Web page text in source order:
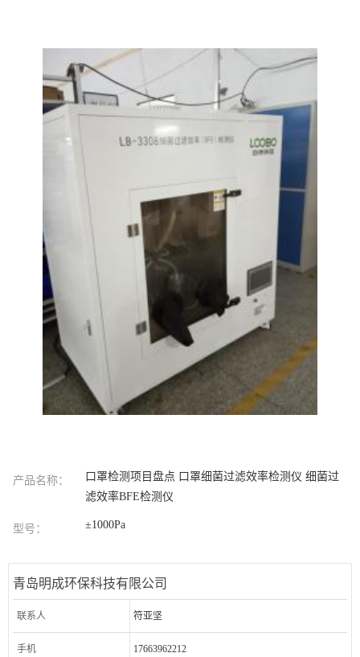
产品名称：
口罩检测项目盘点 口罩细菌过滤效率检测仪 细菌过
滤效率BFE检测仪
型号： ±1000Pa
青岛明成环保科技有限公司
联系人 符亚坚
手机 17663962212